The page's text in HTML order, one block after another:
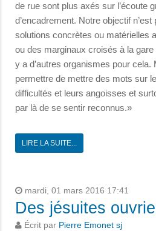
de rue sont plus axés sur l’écoute
d’encadrement. Notre objectif n’est
solutions concrètes ou matérielles
ou des marginaux croisés à la gare
y a d’autres organismes pour
permettre de mettre des mots sur
difficultés et leurs angoisses et
par là de se sentir reconnus.»
LIRE LA SUITE...
mardi, 01 mars 2016 17:41
Des jésuites
Écrit par Pierre Emonet sj